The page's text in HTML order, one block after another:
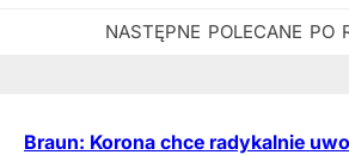
Braun: Korona chce radykalnie